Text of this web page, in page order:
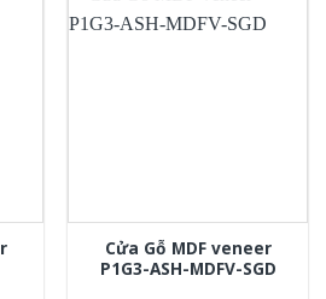
Cửa Gỗ MDF veneer
P1G3-ASH-MDFV-SGD